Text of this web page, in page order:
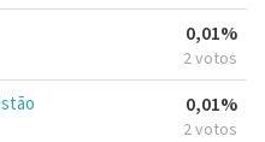
0,01%
2 votos
0,01%
2 votos